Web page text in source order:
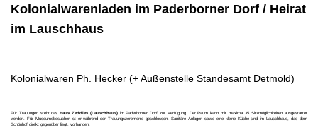
Kolonialwarenladen im Paderborner Dorf / Heirat
im Lauschhaus
Kolonialwaren Ph. Hecker (+ Außenstelle Standesamt Detmold)
Für Trauungen steht dasHaus Zeddies (Lauschhaus)im Paderborner Dorf zur Verfügung. Der Raum kann mit maximal 35 Sitzmöglichkeiten ausgestattet
werden. Für Museumsbesucher ist er während der Trauungszeremonie geschlossen. Sanitäre Anlagen sowie eine kleine Küche sind im Lauschhaus, das dem
Schönhof direkt gegenüber liegt, vorhanden.